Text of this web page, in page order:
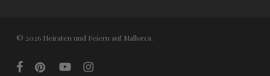
© 2026 Heiraten und Feiern auf Mallorca.
facebookpinterestyoutubeinstagram